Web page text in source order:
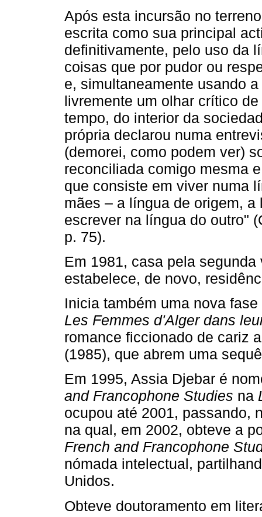
Após esta incursão no
escrita como sua principal
definitivamente, pelo uso da
coisas que por pudor ou
e, simultaneamente usando
livremente um olhar crítico
tempo, do interior da
própria declarou numa
(demorei, como podem ver)
reconciliada comigo mesma
que consiste em viver numa
mães – a língua de origem,
escrever na língua do outro"
p. 75).
Em 1981, casa pela
estabelece, de novo,
Inicia também uma nova
Les Femmes d'Alger dans
romance ficcionado de cariz
(1985), que abrem uma
Em 1995, Assia Djebar é
and Francophone Studies na
ocupou até 2001, passando,
na qual, em 2002, obteve a
French and Francophone
nómada intelectual,
Unidos.
Obteve doutoramento em